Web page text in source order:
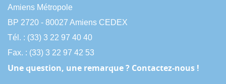
Amiens Métropole
BP 2720 - 80027 Amiens CEDEX
Tél. : (33) 3 22 97 40 40
Fax. : (33) 3 22 97 42 53
Une question, une remarque ? Contactez-nous !